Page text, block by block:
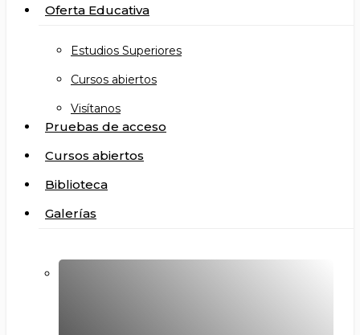
Oferta Educativa
Estudios Superiores
Cursos abiertos
Visítanos
Pruebas de acceso
Cursos abiertos
Biblioteca
Galerías